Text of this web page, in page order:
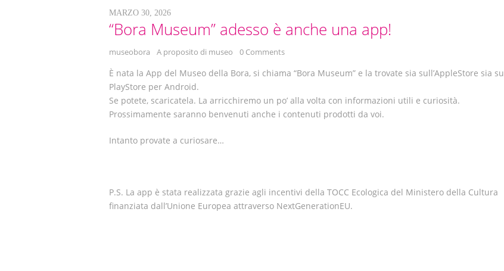
MARZO 30, 2026
“Bora Museum” adesso è anche una app!
museobora A proposito di museo 0 Comments
È nata la App del Museo della Bora, si chiama “Bora Museum” e la trovate sia sull’AppleStore sia su
PlayStore per Android.
Se potete, scaricatela. La arricchiremo un po’ alla volta con informazioni utili e curiosità.
Prossimamente saranno benvenuti anche i contenuti prodotti da voi.
Intanto provate a curiosare…
P.S. La app è stata realizzata grazie agli incentivi della TOCC Ecologica del Ministero della Cultura
finanziata dall’Unione Europea attraverso NextGenerationEU.